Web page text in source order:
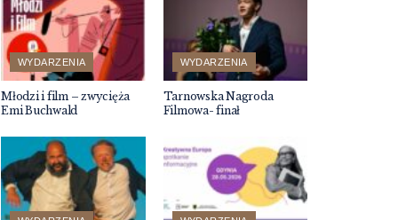
WYDARZENIA
Młodzi i film – zwycięża
Emi Buchwald
WYDARZENIA
Tarnowska Nagroda
Filmowa- finał